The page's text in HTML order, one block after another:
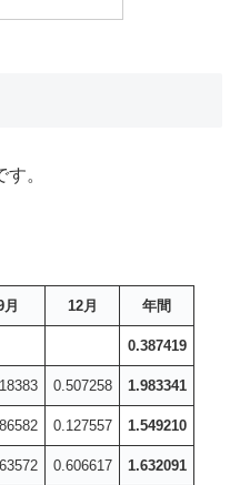
。
月 12月 年間
0.387419
0.507258 1.983341
0.127557 1.549210
0.606617 1.632091